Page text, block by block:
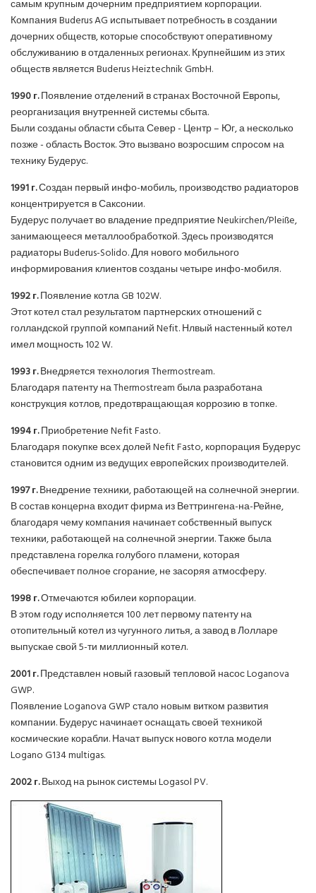
самым крупным дочерним предприятием корпорации.
Компания Buderus AG испытывает потребность в создании
дочерних обществ, которые способствуют оперативному
обслуживанию в отдаленных регионах. Крупнейшим из этих
обществ является Buderus Heiztechnik GmbH.
1990 г.Появление отделений в странах Восточной Европы,
реорганизация внутренней системы сбыта.
Были созданы области сбыта Север - Центр – Юг, а несколько
позже - область Восток. Это вызвано возросшим спросом на
технику Будерус.
1991 г.Создан первый инфо-мобиль, производство радиаторов
концентрируется в Саксонии.
Будерус получает во владение предприятие Neukirchen/Pleiße,
занимающееся металлообработкой. Здесь производятся
радиаторы Buderus-Solido. Для нового мобильного
информирования клиентов созданы четыре инфо-мобиля.
1992 г.Появление котла GB 102W.
Этот котел стал результатом партнерских отношений с
голландской группой компаний Nefit. Нлвый настенный котел
имел мощность 102 W.
1993 г.Внедряется технология Thermostream.
Благодаря патенту на Thermostream была разработана
конструкция котлов, предотвращающая коррозию в топке.
1994 г.Приобретение Nefit Fasto.
Благодаря покупке всех долей Nefit Fasto, корпорация Будерус
становится одним из ведущих европейских производителей.
1997 г.Внедрение техники, работающей на солнечной энергии.
В состав концерна входит фирма из Веттрингена-на-Рейне,
благодаря чему компания начинает собственный выпуск
техники, работающей на солнечной энергии. Также была
представлена горелка голубого пламени, которая
обеспечивает полное сгорание, не засоряя атмосферу.
1998 г.Отмечаются юбилеи корпорации.
В этом году исполняется 100 лет первому патенту на
отопительный котел из чугунного литья, а завод в Лолларе
выпускае свой 5-ти миллионный котел.
2001 г.Представлен новый газовый тепловой насос Loganova
GWP.
Появление Loganova GWP стало новым витком развития
компании. Будерус начинает оснащать своей техникой
космические корабли. Начат выпуск нового котла модели
Logano G134 multigas.
2002 г.Выход на рынок системы Logasol PV.